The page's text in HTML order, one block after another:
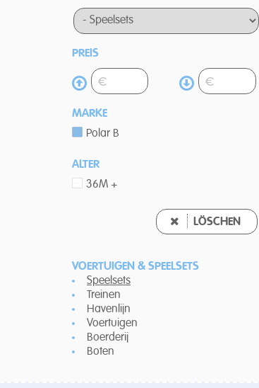
PREIS
MARKE
Polar B
ALTER
36M +
LÖSCHEN
VOERTUIGEN & SPEELSETS
Speelsets
Treinen
Havenlijn
Voertuigen
Boerderij
Boten